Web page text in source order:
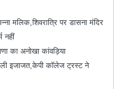
मलिक,शिवरात्रि पर डासना मंदिर
नहीं
का अनोखा कांवड़िया
इजाजत,केपी कॉलेज ट्रस्ट ने